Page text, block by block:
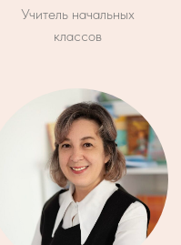
Учитель начальных
классов